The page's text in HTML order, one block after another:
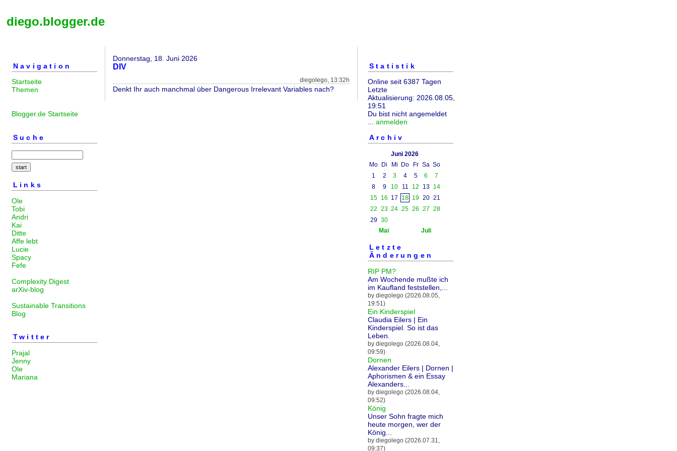
diego.blogger.de
Navigation
Startseite
Themen
Blogger.de Startseite
Suche
Links
Ole
Tobi
Andri
Kai
Ditte
Affe lebt
Lucie
Spacy
Fefe
Complexity Digest
arXiv-blog
Sustainable Transitions
Blog
Twitter
Prajal
Jenny
Ole
Mariana
Donnerstag, 18. Juni 2026
DIV
diegolego, 13:32h
Denkt Ihr auch manchmal über Dangerous Irrelevant Variables nach?
Statistik
Online seit 6387 Tagen
Letzte
Aktualisierung: 2026.08.05,
19:51
Du bist nicht angemeldet
... anmelden
Archiv
Juni 2026
Mo
Di Mi Do Fr Sa So
1
2 3 4 5 6
7
8
9 10 11 12 13
14
15
16 17 18 19 20 21
22 23 24 25 26 27 28
29 30
Mai
Juli
Letzte
Änderungen
RIP PM?
Am Wochende mußte ich
im Kaufland feststellen,...
by diegolego (2026.08.05,
19:51)
Ein Kinderspiel
Claudia Eilers | Ein
Kinderspiel. So ist das
Leben.
by diegolego (2026.08.04,
09:59)
Dornen
Alexander Eilers | Dornen |
Aphorismen & ein Essay
Alexanders...
by diegolego (2026.08.04,
09:52)
König
Unser Sohn fragte mich
heute morgen, wer der
König...
by diegolego (2026.07.31,
09:37)